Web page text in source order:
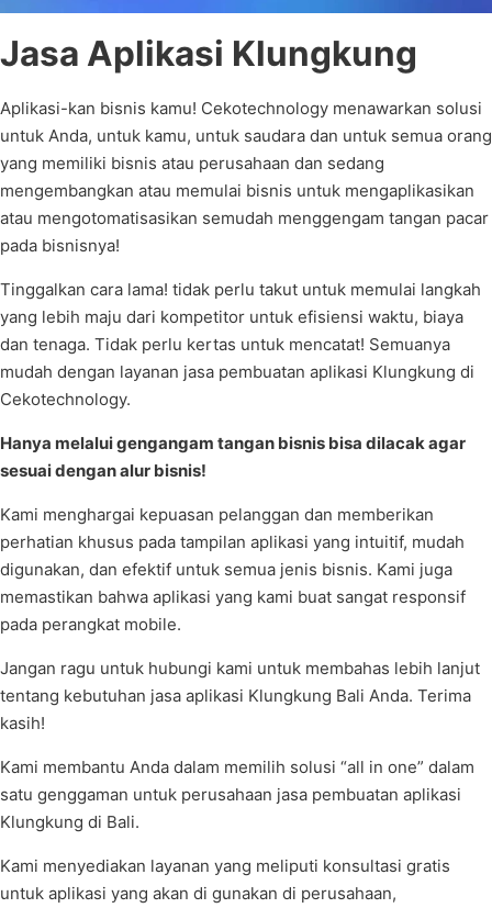
Jasa Aplikasi Klungkung
Aplikasi-kan bisnis kamu! Cekotechnology menawarkan solusi
untuk Anda, untuk kamu, untuk saudara dan untuk semua orang
yang memiliki bisnis atau perusahaan dan sedang
mengembangkan atau memulai bisnis untuk mengaplikasikan
atau mengotomatisasikan semudah menggengam tangan pacar
pada bisnisnya!
Tinggalkan cara lama! tidak perlu takut untuk memulai langkah
yang lebih maju dari kompetitor untuk efisiensi waktu, biaya
dan tenaga. Tidak perlu kertas untuk mencatat! Semuanya
mudah dengan layanan jasa pembuatan aplikasi Klungkung di
Cekotechnology.
Hanya melalui gengangam tangan bisnis bisa dilacak agar
sesuai dengan alur bisnis!
Kami menghargai kepuasan pelanggan dan memberikan
perhatian khusus pada tampilan aplikasi yang intuitif, mudah
digunakan, dan efektif untuk semua jenis bisnis. Kami juga
memastikan bahwa aplikasi yang kami buat sangat responsif
pada perangkat mobile.
Jangan ragu untuk hubungi kami untuk membahas lebih lanjut
tentang kebutuhan jasa aplikasi Klungkung Bali Anda. Terima
kasih!
Kami membantu Anda dalam memilih solusi “all in one” dalam
satu genggaman untuk perusahaan jasa pembuatan aplikasi
Klungkung di Bali.
Kami menyediakan layanan yang meliputi konsultasi gratis
untuk aplikasi yang akan di gunakan di perusahaan,